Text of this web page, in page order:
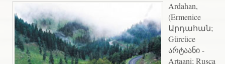
Ardahan,
(Ermenice
Արդահան;
Gürcüce
არტაანი -
Artaani; Rusça